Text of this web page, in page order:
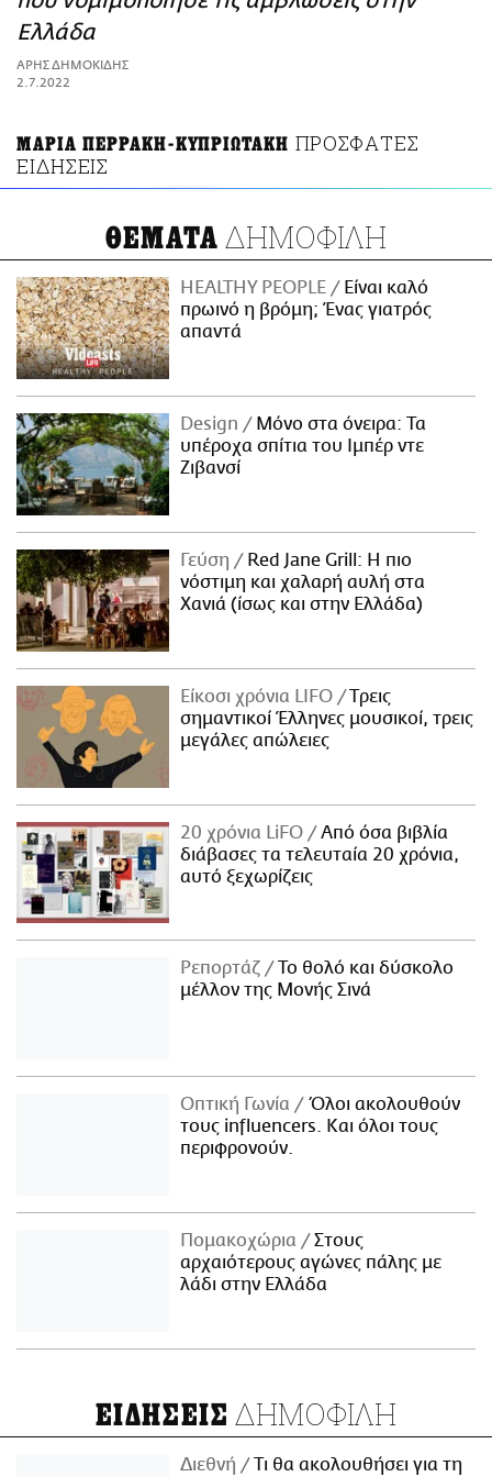
ΑΜΠΑ
PRINT
Ελλάδα
ΑΡΗΣ ΔΗΜΟΚΙΔΗΣ
2.7.2022
ΜΑΡΙΑ ΠΕΡΡΑΚΗ-ΚΥΠΡΙΩΤΑΚΗ ΠΡΟΣΦΑΤΕΣ
ΕΙΔΗΣΕΙΣ
ΘΕΜΑΤΑ ΔΗΜΟΦΙΛΗ
HEALTHY PEOPLE
Είναι καλό
πρωινό η βρόμη; Ένας γιατρός
απαντά
Design
Μόνο στα όνειρα: Τα
υπέροχα σπίτια του Ιμπέρ ντε
Ζιβανσί
Γεύση
Red Jane Grill: Η πιο
νόστιμη και χαλαρή αυλή στα
Χανιά (ίσως και στην Ελλάδα)
Είκοσι χρόνια LIFO
Tρεις
σημαντικοί Έλληνες μουσικοί, τρεις
μεγάλες απώλειες
20 χρόνια LiFO
Από όσα βιβλία
διάβασες τα τελευταία 20 χρόνια,
αυτό ξεχωρίζεις
Ρεπορτάζ
Το θολό και δύσκολο
μέλλον της Μονής Σινά
Οπτική Γωνία
Όλοι ακολουθούν
τους influencers. Και όλοι τους
περιφρονούν.
Πομακοχώρια
Στους
αρχαιότερους αγώνες πάλης με
λάδι στην Ελλάδα
ΕΙΔΗΣΕΙΣ ΔΗΜΟΦΙΛΗ
Διεθνή Τι θα ακολουθήσει για τη